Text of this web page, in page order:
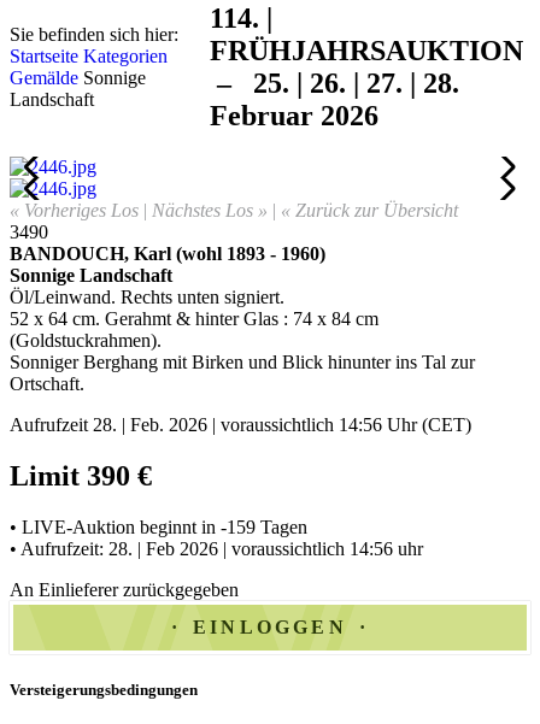
Sie befinden sich hier:
Startseite Kategorien
Gemälde Sonnige
Landschaft
114. |
FRÜHJAHRSAUKTION
– 25. | 26. | 27. | 28.
Februar 2026
« Vorheriges Los | Nächstes Los » | « Zurück zur Übersicht
3490
BANDOUCH, Karl (wohl 1893 - 1960)
Sonnige Landschaft
Öl/Leinwand. Rechts unten signiert.
52 x 64 cm. Gerahmt & hinter Glas : 74 x 84 cm
(Goldstuckrahmen).
Sonniger Berghang mit Birken und Blick hinunter ins Tal zur
Ortschaft.
Aufrufzeit 28. | Feb. 2026 | voraussichtlich 14:56 Uhr (CET)
Limit 390 €
• LIVE-Auktion beginnt in -159 Tagen
• Aufrufzeit: 28. | Feb 2026 | voraussichtlich 14:56 uhr
An Einlieferer zurückgegeben
EINLOGGEN
Versteigerungsbedingungen